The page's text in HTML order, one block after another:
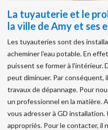
La tuyauterie et le
la ville de Amy et ses
Les tuyauteries sont des
acheminer l'eau potable. En
puissent se former à l'intérieur.
peut diminuer. Par conséquent,
travaux de dépannage. Pour
un professionnel en la matière.
vous adresser à GD
appropriés. Pour le contacter, il